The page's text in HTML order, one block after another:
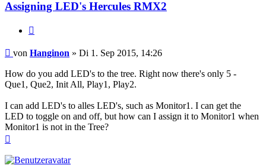
Assigning LED's Hercules RMX2
Beitrag
von Hanginon » Di 1. Sep 2015, 14:26
How do you add LED's to the tree. Right now there's only 5 -
Que1, Que2, Init All, Play1, Play2.
I can add LED's to alles LED's, such as Monitor1. I can get the
LED to toggle on and off, but how can I assign it to Monitor1 when
Monitor1 is not in the Tree?